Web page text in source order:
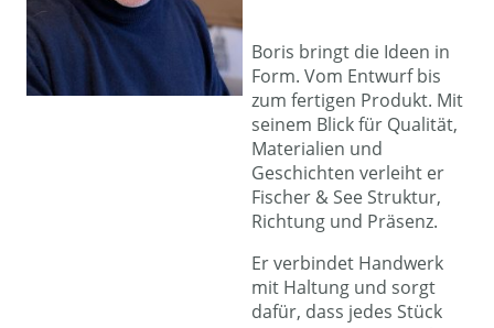
Boris bringt die Ideen in
Form. Vom Entwurf bis
zum fertigen Produkt. Mit
seinem Blick für Qualität,
Materialien und
Geschichten verleiht er
Fischer & See Struktur,
Richtung und Präsenz.
Er verbindet Handwerk
mit Haltung und sorgt
dafür, dass jedes Stück